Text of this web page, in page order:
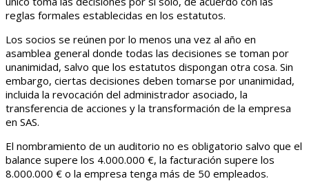
reglas formales establecidas en los estatutos.
Los socios se reúnen por lo menos una vez al año en
asamblea general donde todas las decisiones se toman por
unanimidad, salvo que los estatutos dispongan otra cosa. Sin
embargo, ciertas decisiones deben tomarse por unanimidad,
incluida la revocación del administrador asociado, la
transferencia de acciones y la transformación de la empresa
en SAS.
El nombramiento de un auditorio no es obligatorio salvo que el
balance supere los 4.000.000 €, la facturación supere los
8.000.000 € o la empresa tenga más de 50 empleados.